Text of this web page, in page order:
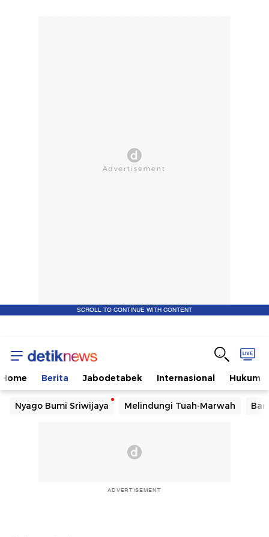
SCROLL TO CONTINUE WITH CONTENT
Home Berita Jabodetabek Internasional Hukum
Nyago Bumi Sriwijaya Melindungi Tuah-Marwah
ADVERTISEMENT